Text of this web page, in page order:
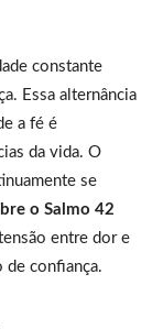
constante
Essa alternância
a fé é
da vida. O
se
o Salmo 42
entre dor e
de confiança.